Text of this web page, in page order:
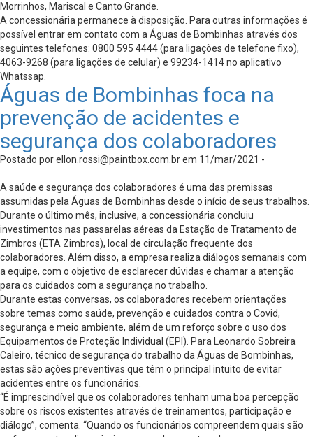
Morrinhos, Mariscal e Canto Grande.
A concessionária permanece à disposição. Para outras informações é
possível entrar em contato com a Águas de Bombinhas através dos
seguintes telefones: 0800 595 4444 (para ligações de telefone fixo),
4063-9268 (para ligações de celular) e 99234-1414 no aplicativo
Whatssap.
Águas de Bombinhas foca na
prevenção de acidentes e
segurança dos colaboradores
Postado porellon.rossi@paintbox.com.brem 11/mar/2021 -
A saúde e segurança dos colaboradores é uma das premissas
assumidas pela Águas de Bombinhas desde o início de seus trabalhos.
Durante o último mês, inclusive, a concessionária concluiu
investimentos nas passarelas aéreas da Estação de Tratamento de
Zimbros (ETA Zimbros), local de circulação frequente dos
colaboradores. Além disso, a empresa realiza diálogos semanais com
a equipe, com o objetivo de esclarecer dúvidas e chamar a atenção
para os cuidados com a segurança no trabalho.
Durante estas conversas, os colaboradores recebem orientações
sobre temas como saúde, prevenção e cuidados contra o Covid,
segurança e meio ambiente, além de um reforço sobre o uso dos
Equipamentos de Proteção Individual (EPI). Para Leonardo Sobreira
Caleiro, técnico de segurança do trabalho da Águas de Bombinhas,
estas são ações preventivas que têm o principal intuito de evitar
acidentes entre os funcionários.
“É imprescindível que os colaboradores tenham uma boa percepção
sobre os riscos existentes através de treinamentos, participação e
diálogo”, comenta. “Quando os funcionários compreendem quais são